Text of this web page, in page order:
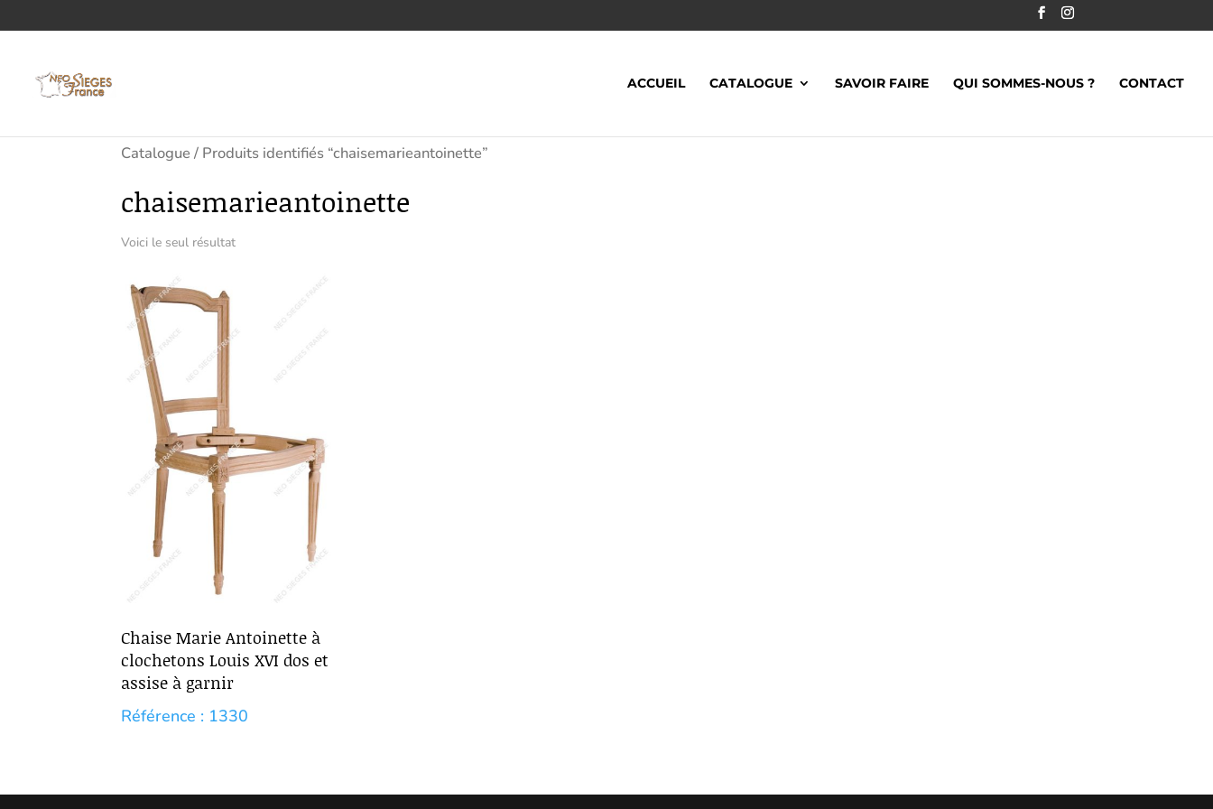
ACCUEIL CATALOGUE SAVOIR FAIRE QUI SOMMES-NOUS ? CONTACT
Catalogue / Produits identifiés “chaisemarieantoinette”
chaisemarieantoinette
Voici le seul résultat
Chaise Marie Antoinette à
clochetons Louis XVI dos et
assise à garnir
Référence : 1330